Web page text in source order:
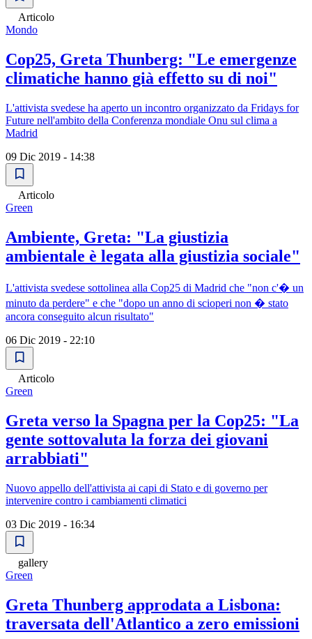
Articolo
Mondo
Cop25, Greta Thunberg: "Le emergenze
climatiche hanno già effetto su di noi"
L'attivista svedese ha aperto un incontro organizzato da Fridays for
Future nell'ambito della Conferenza mondiale Onu sul clima a
Madrid
09 Dic 2019 - 14:38
Articolo
Green
Ambiente, Greta: "La giustizia
ambientale è legata alla giustizia sociale"
L'attivista svedese sottolinea alla Cop25 di Madrid che "non c'� un
minuto da perdere" e che "dopo un anno di scioperi non � stato
ancora conseguito alcun risultato"
06 Dic 2019 - 22:10
Articolo
Green
Greta verso la Spagna per la Cop25: "La
gente sottovaluta la forza dei giovani
arrabbiati"
Nuovo appello dell'attivista ai capi di Stato e di governo per
intervenire contro i cambiamenti climatici
03 Dic 2019 - 16:34
gallery
Green
Greta Thunberg approdata a Lisbona:
traversata dell'Atlantico a zero emissioni